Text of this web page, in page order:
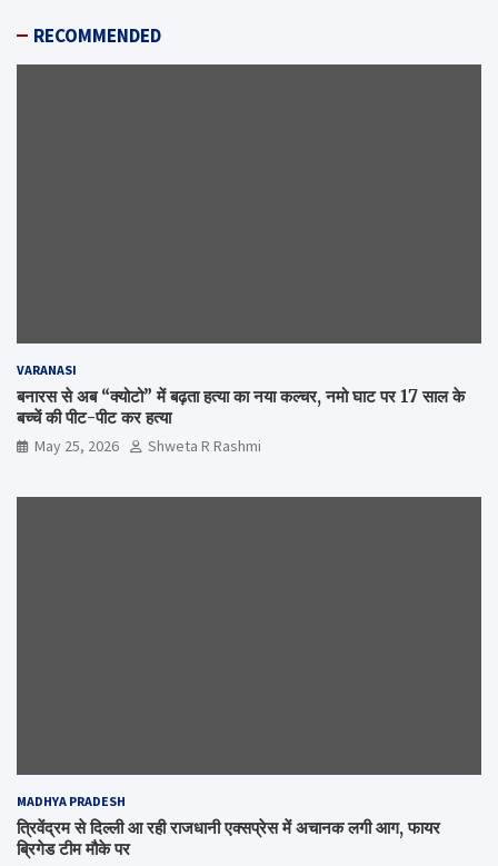
RECOMMENDED
VARANASI
बनारस से अब “क्योटो” में बढ़ता हत्या का नया कल्चर, नमो घाट पर 17 साल के
बच्चें की पीट-पीट कर हत्या
May 25, 2026 Shweta R Rashmi
MADHYA PRADESH
त्रिवेंद्रम से दिल्ली आ रही राजधानी एक्सप्रेस में अचानक लगी आग, फायर
ब्रिगेड टीम मौके पर